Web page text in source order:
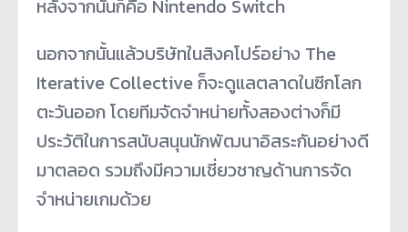
หลังจากนั้นก็คือ Nintendo Switch
นอกจากนั้นแล้วบริษัทในสิงคโปร์อย่าง The
Iterative Collective ก็จะดูแลตลาดในซีกโลก
ตะวันออก โดยทีมจัดจำหน่ายทั้งสองต่างก็มี
ประวัติในการสนับสนุนนักพัฒนาอิสระกันอย่างดี
มาตลอด รวมถึงมีความเชี่ยวชาญด้านการจัด
จำหน่ายเกมด้วย